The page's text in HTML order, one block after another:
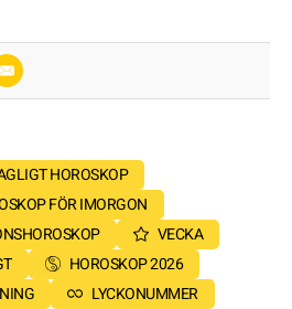
HOROSKOP
FÖR IMORGON
VECKA
HOROSKOP 2026
LYCKONUMMER